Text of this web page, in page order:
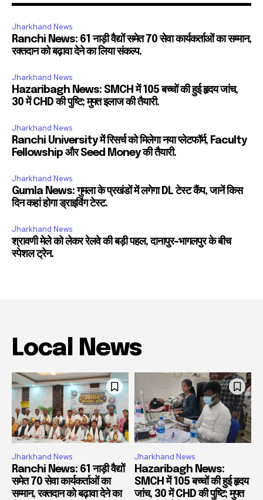
Jharkhand News
Ranchi News: 61 नाड़ी वैद्यों समेत 70 सेवा कार्यकर्ताओं का सम्मान,
रक्तदान को बढ़ावा देने का लिया संकल्प.
Jharkhand News
Hazaribagh News: SMCH में 105 बच्चों की हुई हृदय जांच,
30 में CHD की पुष्टि; मुफ्त इलाज की तैयारी.
Jharkhand News
Ranchi University में रिसर्च को मिलेगा नया प्लेटफॉर्म, Faculty
Fellowship और Seed Money की तैयारी.
Jharkhand News
Gumla News: गुमला के प्रखंडों में लगेगा DL टेस्ट कैंप, जानें किस
दिन कहां होगा ड्राइविंग टेस्ट.
Jharkhand News
श्रावणी मेले को लेकर रेलवे की बड़ी पहल, दानापुर-भागलपुर के बीच
स्पेशल ट्रेन.
Local News
Jharkhand News
Ranchi News: 61 नाड़ी वैद्यों
समेत 70 सेवा कार्यकर्ताओं का
सम्मान, रक्तदान को बढ़ावा देने का
Jharkhand News
Hazaribagh News:
SMCH में 105 बच्चों की हुई हृदय
जांच, 30 में CHD की पुष्टि; मुफ्त